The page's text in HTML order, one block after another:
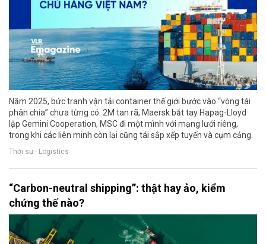
Năm 2025, bức tranh vận tải container thế giới bước vào “vòng tái
phân chia” chưa từng có: 2M tan rã, Maersk bắt tay Hapag-Lloyd
lập Gemini Cooperation, MSC đi một mình với mạng lưới riêng,
trong khi các liên minh còn lại cũng tái sắp xếp tuyến và cụm cảng.
Thời sự - Logistics
“Carbon-neutral shipping”: thật hay ảo, kiểm
chứng thế nào?